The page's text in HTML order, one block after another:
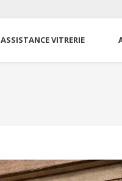
ASSISTANCE VITRERIE